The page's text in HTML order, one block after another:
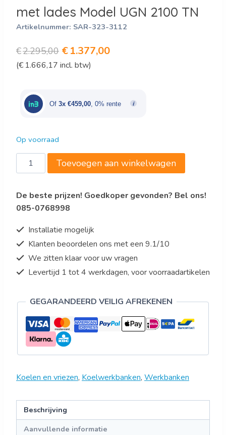
met lades Model UGN 2100 TN
Artikelnummer: SAR-323-3112
€2.295,00 Oorspronkelijke
prijs
€2.295,00.
€1.377,00Huidige
€1.377,00.
(€ 1.666,17 incl. btw)
Of 3x €459,00, 0% rente
Op voorraad
Saro
Onderbouw
met
lades
UGN
2100
TN
aantal
Toevoegen aan winkelwagen
De beste prijzen! Goedkoper gevonden? Bel ons!
085-0768998
Installatie mogelijk
Klanten beoordelen ons met een 9.1/10
We zitten klaar voor uw vragen
Levertijd 1 tot 4 werkdagen, voor voorraadartikelen
GEGARANDEERD VEILIG AFREKENEN
Koelen en vriezen, Koelwerkbanken, Werkbanken
Beschrijving
Aanvullende informatie